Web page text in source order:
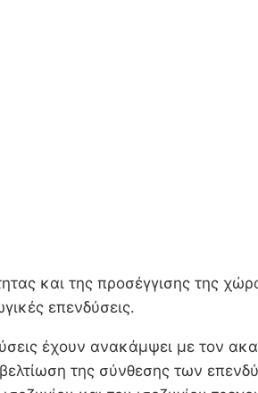
και της προσέγγισης της
επενδύσεις.
έχουν ανακάμψει με τον
της σύνθεσης των